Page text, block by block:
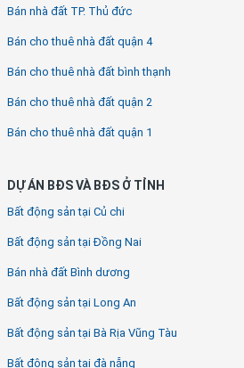
Bán nhà đất TP. Thủ đức
Bán cho thuê nhà đất quận 4
Bán cho thuê nhà đất bình thạnh
Bán cho thuê nhà đất quận 2
Bán cho thuê nhà đất quận 1
DỰ ÁN BĐS VÀ BĐS Ở TỈNH
Bất động sản tại Củ chi
Bất động sản tại Đồng Nai
Bán nhà đất Bình dương
Bất động sản tại Long An
Bất động sản tại Bà Rịa Vũng Tàu
Bất động sản tại đà nẵng